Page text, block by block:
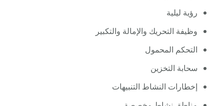
رؤية ليلية
وظيفة التحريك والإمالة والتكبير
التحكم المحمول
سحابة التخزين
إخطارات النشاط التنبيهات